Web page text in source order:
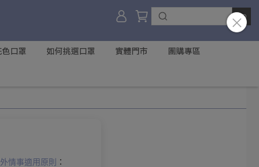
口罩 如何挑選口罩 實體門市 團購專區
情事適用原則 ：